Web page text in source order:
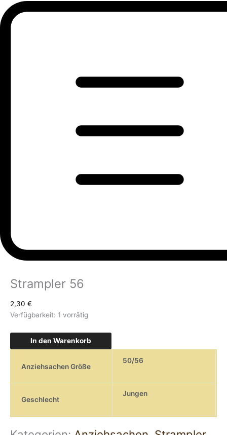
Strampler 56
2,30 €
Verfügbarkeit: 1 vorrätig
In den Warenkorb
Anziehsachen Größe
50/56
Geschlecht
Jungen